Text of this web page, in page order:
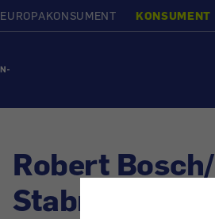
EUROPAKONSUMENT KONSUMENT
Robert
Stabmixer -